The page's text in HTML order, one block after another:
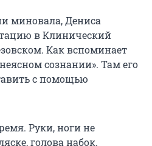
миновала, Дениса
в Клинический
Как вспоминает
сознании». Там его
с помощью
Руки, ноги не
голова набок.